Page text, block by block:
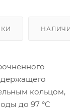
НАЛИЧИЕ
кольцом,
до 97 °C